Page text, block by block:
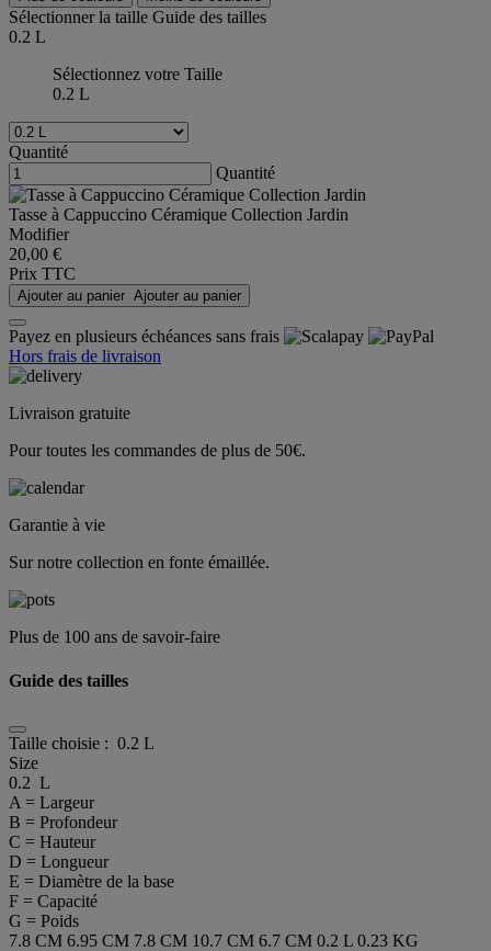
Sélectionner la taille Guide des tailles
0.2 L
Sélectionnez votre Taille
0.2 L
Quantité
Quantité
Tasse à Cappuccino Céramique Collection Jardin
Modifier
20,00 €
Prix TTC
Ajouter au panier Ajouter au panier
Payez en plusieurs échéances sans frais
Hors frais de livraison
Livraison gratuite
Pour toutes les commandes de plus de 50€.
Garantie à vie
Sur notre collection en fonte émaillée.
Plus de 100 ans de savoir-faire
Guide des tailles
Taille choisie : 0.2 L
Size
0.2 L
A = Largeur
B = Profondeur
C = Hauteur
D = Longueur
E = Diamètre de la base
F = Capacité
G = Poids
7.8 CM 6.95 CM 7.8 CM 10.7 CM 6.7 CM 0.2 L 0.23 KG